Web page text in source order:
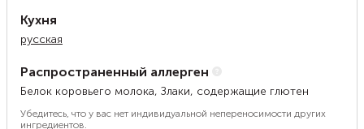
Кухня
русская
Распространенный аллерген
Белок коровьего молока, Злаки, содержащие глютен
Убедитесь, что у вас нет индивидуальной непереносимости других
ингредиентов.